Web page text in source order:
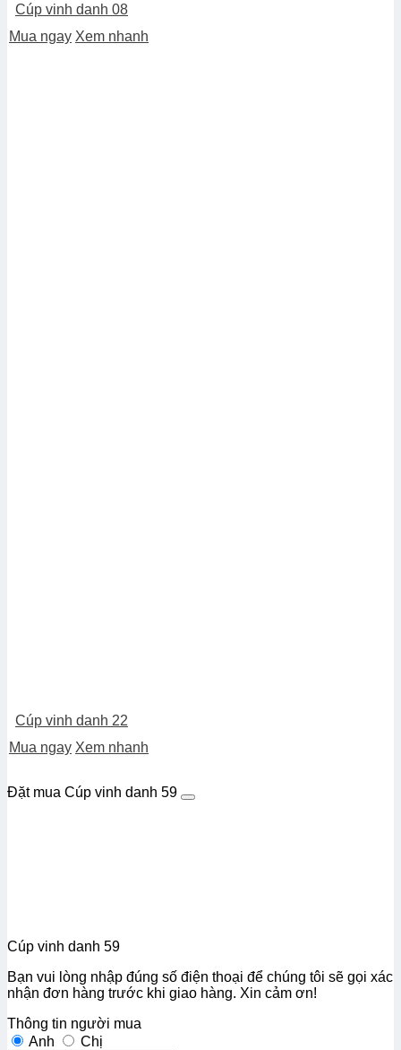
Cúp vinh danh 08
Mua ngay Xem nhanh
Cúp vinh danh 22
Mua ngay Xem nhanh
Đặt mua Cúp vinh danh 59
Cúp vinh danh 59
Bạn vui lòng nhập đúng số điện thoại để chúng tôi sẽ gọi xác
nhận đơn hàng trước khi giao hàng. Xin cảm ơn!
Thông tin người mua
Anh
Chị